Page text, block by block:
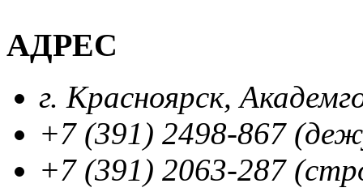
АДРЕС
г. Красноярск,
+7 (391) 2498-867
+7 (391) 2063-287